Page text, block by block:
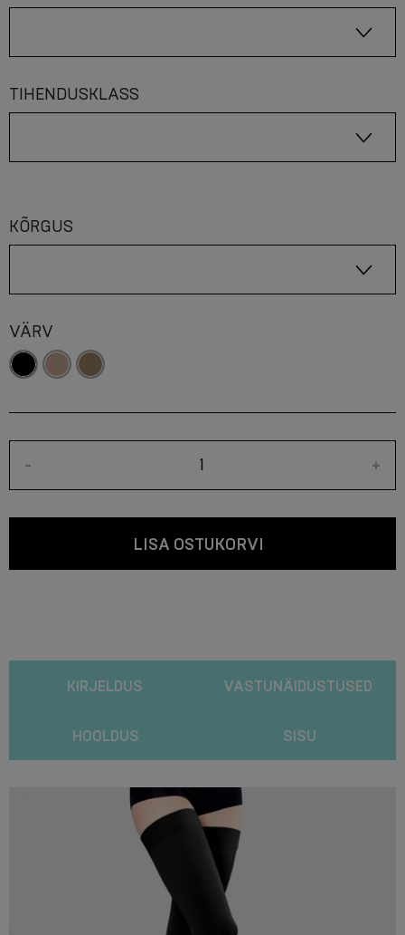
TIHENDUSKLASS
KÕRGUS
VÄRV
- +
LISA OSTUKORVI
KIRJELDUS VASTUNÄIDUSTUSED
HOOLDUS SISU